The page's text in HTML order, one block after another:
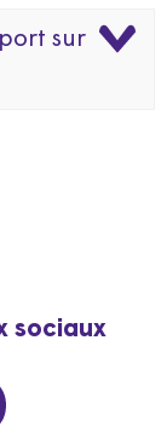
sur
sociaux